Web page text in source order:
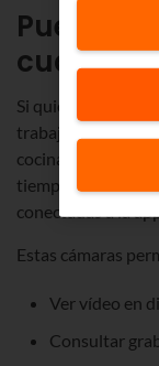
Puedes
cuando
Si quieres saber
trabajando o si
cocina con
tiempo real desde
conectadas a la
Estas cámaras
Ver vídeo en
Consultar